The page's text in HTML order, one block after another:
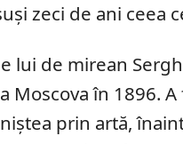
zeci de ani ceea
lui de mirean
Moscova în 1896.
prin artă,